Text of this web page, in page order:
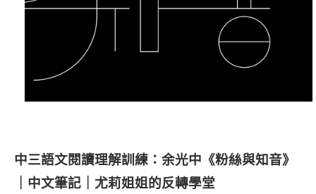
中三語文閱讀理解訓練：余光中《粉絲與知音》
｜中文筆記｜尤莉姐姐的反轉學堂